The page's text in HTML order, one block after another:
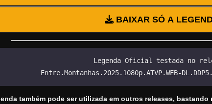
BAIXAR SÓ A
Legenda Oficial testada no
Entre.Montanhas.2025.1080p.ATVP.WEB-
também pode ser utilizada em outros releases,